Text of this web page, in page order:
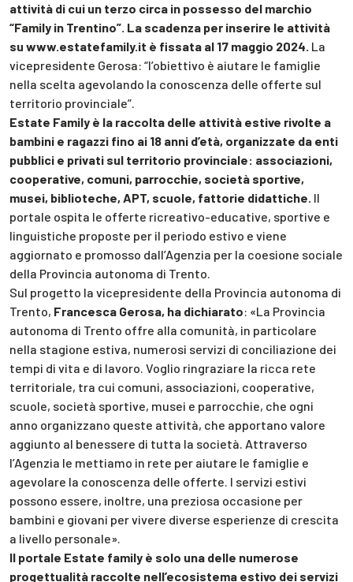
attività di cui un terzo circa in possesso del marchio
“Family in Trentino”. La scadenza per inserire le attività
su www.estatefamily.it è fissata al 17 maggio 2024. La
vicepresidente Gerosa: “l’obiettivo è aiutare le famiglie
nella scelta agevolando la conoscenza delle offerte sul
territorio provinciale”.
Estate Family è la raccolta delle attività estive rivolte a
bambini e ragazzi fino ai 18 anni d’età, organizzate da enti
pubblici e privati sul territorio provinciale: associazioni,
cooperative, comuni, parrocchie, società sportive,
musei, biblioteche, APT, scuole, fattorie didattiche. Il
portale ospita le offerte ricreativo-educative, sportive e
linguistiche proposte per il periodo estivo e viene
aggiornato e promosso dall’Agenzia per la coesione sociale
della Provincia autonoma di Trento.
Sul progetto la vicepresidente della Provincia autonoma di
Trento, Francesca Gerosa, ha dichiarato: «La Provincia
autonoma di Trento offre alla comunità, in particolare
nella stagione estiva, numerosi servizi di conciliazione dei
tempi di vita e di lavoro. Voglio ringraziare la ricca rete
territoriale, tra cui comuni, associazioni, cooperative,
scuole, società sportive, musei e parrocchie, che ogni
anno organizzano queste attività, che apportano valore
aggiunto al benessere di tutta la società. Attraverso
l’Agenzia le mettiamo in rete per aiutare le famiglie e
agevolare la conoscenza delle offerte. I servizi estivi
possono essere, inoltre, una preziosa occasione per
bambini e giovani per vivere diverse esperienze di crescita
a livello personale».
Il portale Estate family è solo una delle numerose
progettualità raccolte nell’ecosistema estivo dei servizi